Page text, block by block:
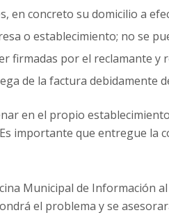
en concreto su domicilio a
o establecimiento; no se
firmadas por el reclamante y
de la factura debidamente
en el propio
importante que entregue la
Municipal de Información
el problema y se